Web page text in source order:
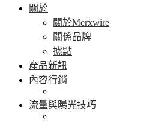
關於
關於Merxwire
關係品牌
據點
產品新訊
內容行銷
流量與曝光技巧